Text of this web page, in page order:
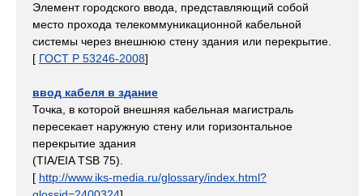
Элемент городского ввода, представляющий собой
место прохода телекоммуникационной кабельной
системы через внешнюю стену здания или перекрытие.
[ ГОСТ Р 53246-2008]
ввод кабеля в здание
Точка, в которой внешняя кабельная магистраль
пересекает наружную стену или горизонтальное
перекрытие здания
(TIA/EIA TSB 75).
[ http://www.iks-media.ru/glossary/index.html?